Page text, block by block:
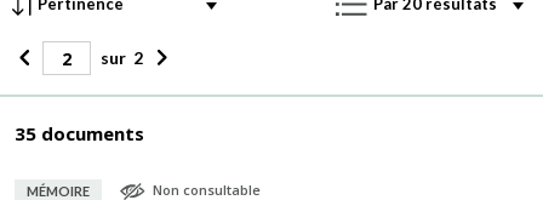
sur 2
35 documents
MÉMOIRE Non consultable